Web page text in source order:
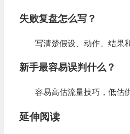
失败复盘怎么写？
写清楚假设、动作、结果
新手最容易误判什么？
容易高估流量技巧，低估
延伸阅读